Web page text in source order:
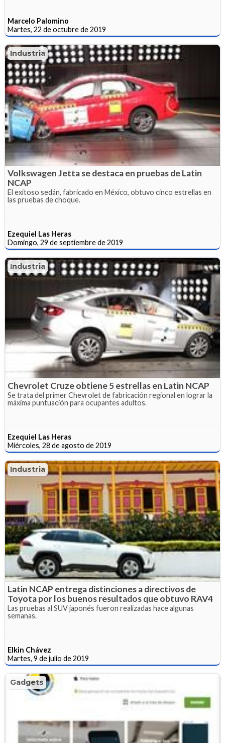
Marcelo Palomino
Martes, 22 de octubre de 2019
Industria
Volkswagen Jetta se destaca en pruebas de Latin
NCAP
El exitoso sedán, fabricado en México, obtuvo cinco estrellas en
las pruebas de choque.
Ezequiel Las Heras
Domingo, 29 de septiembre de 2019
Industria
Chevrolet Cruze obtiene 5 estrellas en Latin NCAP
Se trata del primer Chevrolet de fabricación regional en lograr la
máxima puntuación para ocupantes adultos.
Ezequiel Las Heras
Miércoles, 28 de agosto de 2019
Industria
Latin NCAP entrega distinciones a directivos de
Toyota por los buenos resultados que obtuvo RAV4
Las pruebas al SUV japonés fueron realizadas hace algunas
semanas.
Elkin Chávez
Martes, 9 de julio de 2019
Gadgets